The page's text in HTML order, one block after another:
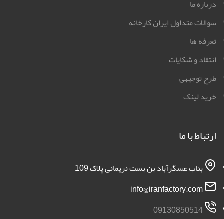
درباره ما
سوالات متداول ایران کارخانه
تعرفه ها
انتقاد و شکایات
طرح توجیهی
خرید لینک
ارتباط با ما
بناب عسگرآباد بن بست نریمانی پلاک 109
09130850514